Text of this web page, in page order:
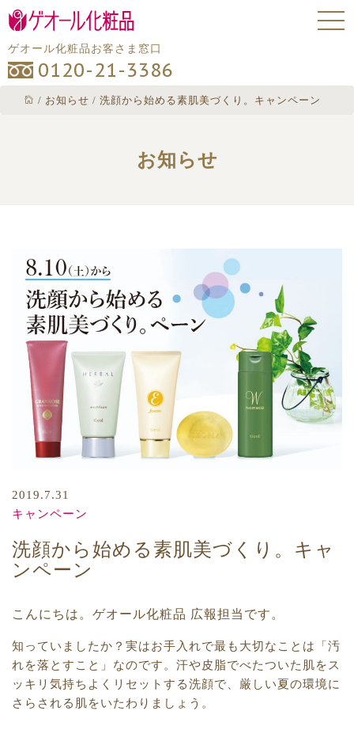
ゲオール化粧品お客さま窓口
0120-21-3386
/ お知らせ / 洗顔から始める素肌美づくり。キャンペーン
お知らせ
2019.7.31
キャンペーン
洗顔から始める素肌美づくり。キャ
ンペーン
こんにちは。ゲオール化粧品 広報担当です。
知っていましたか？実はお手入れで最も大切なことは「汚
れを落とすこと」なのです。汗や皮脂でべたついた肌をス
ッキリ気持ちよくリセットする洗顔で、厳しい夏の環境に
さらされる肌をいたわりましょう。